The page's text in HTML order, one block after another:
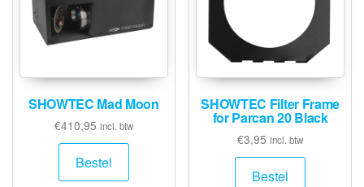
SHOWTEC Mad Moon
€410,95 incl. btw
Bestel
SHOWTEC Filter Frame
for Parcan 20 Black
€3,95 incl. btw
Bestel